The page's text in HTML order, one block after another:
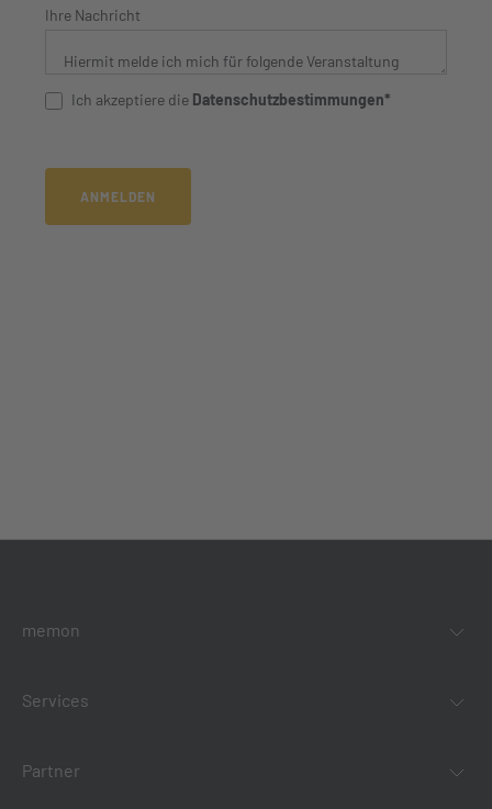
Ihre Nachricht
Ich akzeptiere die Datenschutzbestimmungen*
ANMELDEN
memon
Services
Partner